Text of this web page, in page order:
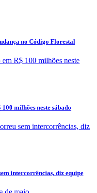
no Código Florestal
milhões neste sábado
intercorrências, diz equipe